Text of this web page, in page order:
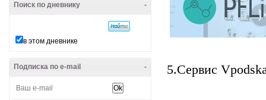
-
Поиск по дневнику
в этом дневнике
-
Подписка по e-mail 5.Сервис